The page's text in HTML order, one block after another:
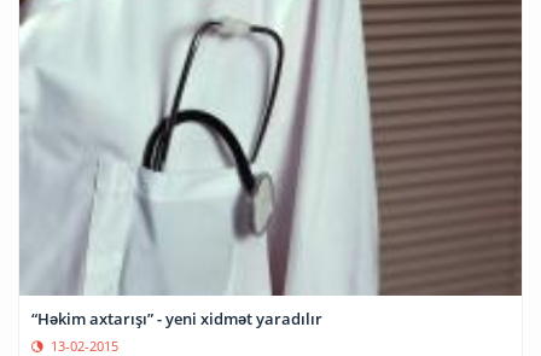
“Həkim axtarışı” - yeni xidmət yaradılır
13-02-2015